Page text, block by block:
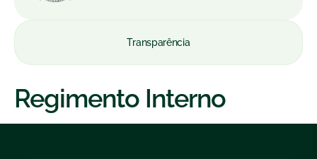
Transparência
Regimento Interno